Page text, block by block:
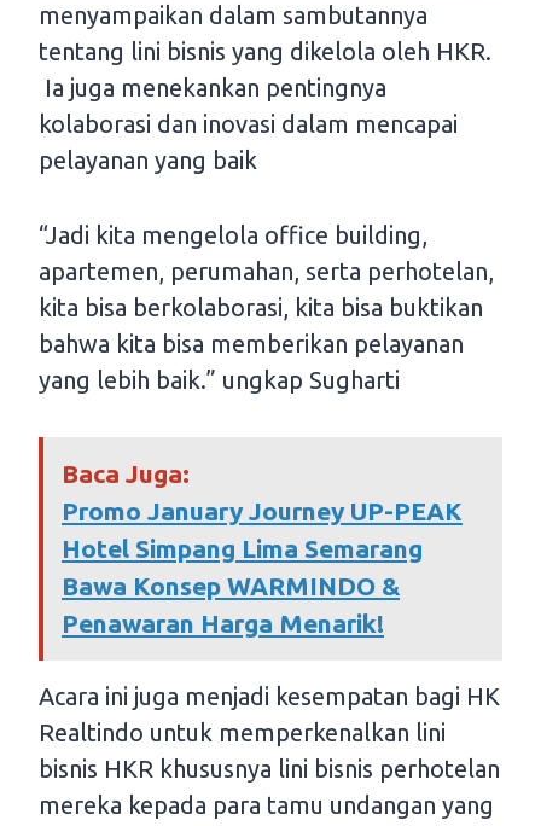
menyampaikan dalam sambutannya
tentang lini bisnis yang dikelola oleh HKR.
Ia juga menekankan pentingnya
kolaborasi dan inovasi dalam mencapai
pelayanan yang baik
“Jadi kita mengelola office building,
apartemen, perumahan, serta perhotelan,
kita bisa berkolaborasi, kita bisa buktikan
bahwa kita bisa memberikan pelayanan
yang lebih baik.” ungkap Sugharti
Baca Juga:
Promo January Journey UP-PEAK
Hotel Simpang Lima Semarang
Bawa Konsep WARMINDO &
Penawaran Harga Menarik!
Acara ini juga menjadi kesempatan bagi HK
Realtindo untuk memperkenalkan lini
bisnis HKR khususnya lini bisnis perhotelan
mereka kepada para tamu undangan yang